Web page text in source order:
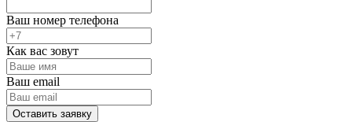
Ваш номер телефона
Как вас зовут
Ваш email